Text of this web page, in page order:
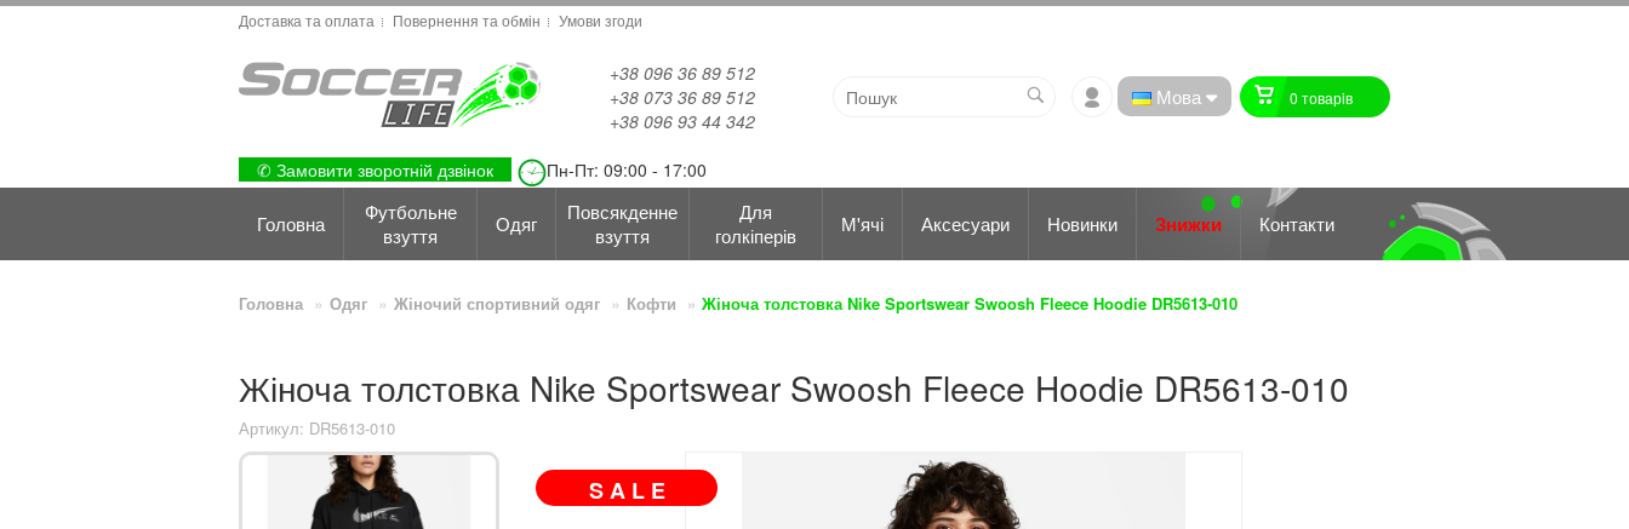
Доставка та оплата Повернення та обмін Умови згоди
+38 096 36 89 512
+38 073 36 89 512
+38 096 93 44 342
✆ Замовити зворотній дзвінок Пн-Пт: 09:00 - 17:00
Мова 0 товарiв
Головна
Футбольне
взуття
Одяг
Повсякденне
взуття
Для
голкіперів
М'ячі Аксесуари Новинки Знижки Контакти
Головна Одяг Жіночий спортивний одяг Кофти Жіноча толстовка Nike Sportswear Swoosh Fleece Hoodie DR5613-010
Жіноча толстовка Nike Sportswear Swoosh Fleece Hoodie DR5613-010
Артикул: DR5613-010
S A L E